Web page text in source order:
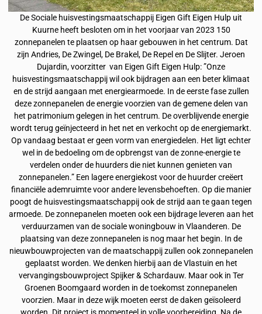
De Sociale huisvestingsmaatschappij Eigen Gift Eigen Hulp uit
Kuurne heeft besloten om in het voorjaar van 2023 150
zonnepanelen te plaatsen op haar gebouwen in het centrum. Dat
zijn Andries, De Zwingel, De Brakel, De Repel en De Slijter. Jeroen
Dujardin, voorzitter van Eigen Gift Eigen Hulp: ”Onze
huisvestingsmaatschappij wil ook bijdragen aan een beter klimaat
en de strijd aangaan met energiearmoede. In de eerste fase zullen
deze zonnepanelen de energie voorzien van de gemene delen van
het patrimonium gelegen in het centrum. De overblijvende energie
wordt terug geïnjecteerd in het net en verkocht op de energiemarkt.
Op vandaag bestaat er geen vorm van energiedelen. Het ligt echter
wel in de bedoeling om de opbrengst van de zonne-energie te
verdelen onder de huurders die niet kunnen genieten van
zonnepanelen.” Een lagere energiekost voor de huurder creëert
financiële ademruimte voor andere levensbehoeften. Op die manier
poogt de huisvestingsmaatschappij ook de strijd aan te gaan tegen
armoede. De zonnepanelen moeten ook een bijdrage leveren aan het
verduurzamen van de sociale woningbouw in Vlaanderen. De
plaatsing van deze zonnepanelen is nog maar het begin. In de
nieuwbouwprojecten van de maatschappij zullen ook zonnepanelen
geplaatst worden. We denken hierbij aan de Vlastuin en het
vervangingsbouwproject Spijker & Schardauw. Maar ook in Ter
Groenen Boomgaard worden in de toekomst zonnepanelen
voorzien. Maar in deze wijk moeten eerst de daken geïsoleerd